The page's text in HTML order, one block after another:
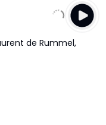
de Rummel,